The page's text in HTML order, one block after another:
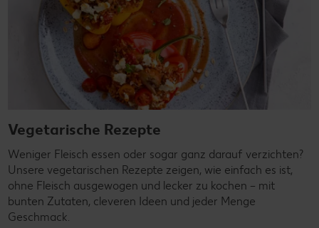
Vegetarische Rezepte
Weniger Fleisch essen oder sogar ganz darauf verzichten?
Unsere vegetarischen Rezepte zeigen, wie einfach es ist,
ohne Fleisch ausgewogen und lecker zu kochen – mit
bunten Zutaten, cleveren Ideen und jeder Menge
Geschmack.